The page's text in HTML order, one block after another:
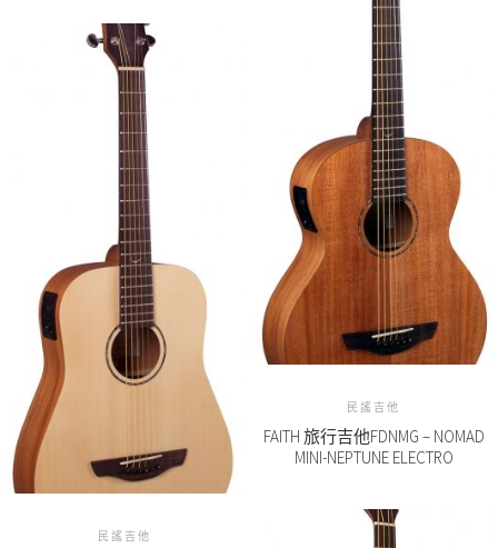
民謠吉他
FAITH 旅行吉他FDNMG – NOMAD
MINI-NEPTUNE ELECTRO
民謠吉他